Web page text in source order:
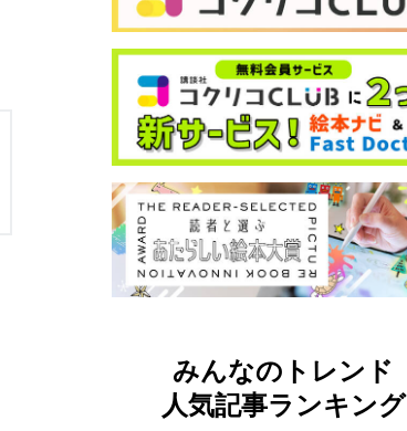
みんなのトレンド
人気記事ランキング